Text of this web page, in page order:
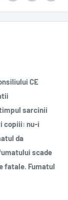
CE
sarcinii
copiii: nu-i
da
scade
fatale. Fumatul